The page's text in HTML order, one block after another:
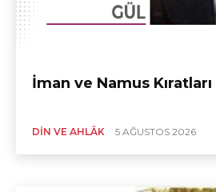
İman ve Namus Kıratları
DIN VE AHLÂK 5 AĞUSTOS 2026